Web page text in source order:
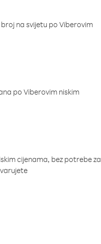
na svijetu po Viberovim
po Viberovim niskim
cijenama, bez potrebe za